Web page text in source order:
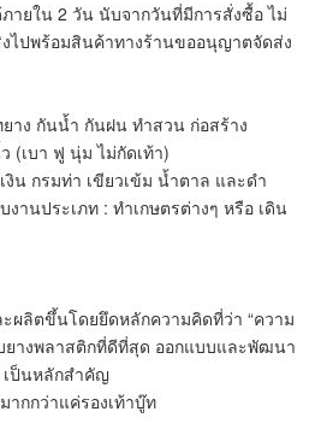
ายใน 2 วัน นับจากวันที่มีการสั่งซื้อ ไม่
ไปพร้อมสินค้าทางร้านขออนุญาตจัดส่ง
าง กันน้ำ กันฝน ทำสวน ก่อสร้าง
(เบา ฟู นุ่ม ไม่กัดเท้า)
น กรมท่า เขียวเข้ม น้ำตาล และดำ
งานประเภท : ทำเกษตรต่างๆ หรือ เดิน
ะผลิตขึ้นโดยยึดหลักความคิดที่ว่า “ความ
ยางพลาสติกที่ดีที่สุด ออกแบบและพัฒนา
เป็นหลักสำคัญ
ากกว่าแค่รองเท้าบู๊ท